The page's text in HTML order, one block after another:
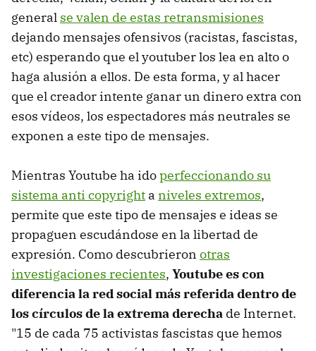
general se valen de estas retransmisiones
dejando mensajes ofensivos (racistas, fascistas,
etc) esperando que el youtuber los lea en alto o
haga alusión a ellos. De esta forma, y al hacer
que el creador intente ganar un dinero extra con
esos vídeos, los espectadores más neutrales se
exponen a este tipo de mensajes.
Mientras Youtube ha idoperfeccionando su
sistema anti copyright a niveles extremos,
permite que este tipo de mensajes e ideas se
propaguen escudándose en la libertad de
expresión. Como descubrieron otras
investigaciones recientes, Youtube es con
diferencia la red social más referida dentro de
los círculos de la extrema derecha de Internet.
"15 de cada 75 activistas fascistas que hemos